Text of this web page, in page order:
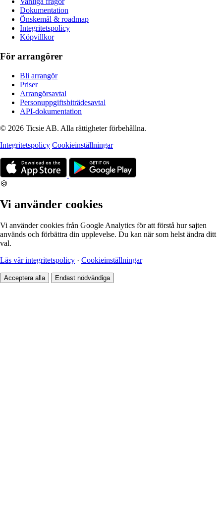
Dokumentation
Önskemål & roadmap
Integritetspolicy
Köpvillkor
För arrangörer
Bli arrangör
Priser
Arrangörsavtal
Personuppgiftsbiträdesavtal
API-dokumentation
© 2026 Ticsie AB. Alla rättigheter förbehållna.
Integritetspolicy Cookieinställningar
🍪
Vi använder cookies
Vi använder cookies från Google Analytics för att förstå hur sajten
används och förbättra din upplevelse. Du kan när som helst ändra ditt
val.
Läs vår integritetspolicy · Cookieinställningar
Acceptera alla Endast nödvändiga